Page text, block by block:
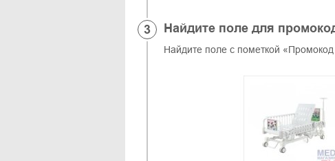
Найдите поле для
Найдите поле с пометкой «Промокод